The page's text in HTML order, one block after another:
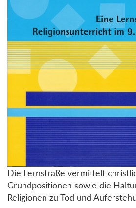
Die Lernstraße vermittelt
Grundpositionen sowie die
Religionen zu Tod und